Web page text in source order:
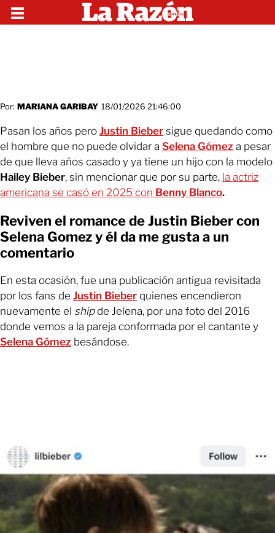
Por: MARIANA GARIBAY 18/01/2026 21:46:00
Pasan los años pero Justin Bieber sigue quedando como
el hombre que no puede olvidar a Selena Gómez a pesar
de que lleva años casado y ya tiene un hijo con la modelo
Hailey Bieber, sin mencionar que por su parte, la actriz
americana se casó en 2025 con Benny Blanco.
Reviven el romance de Justin Bieber con
Selena Gomez y él da me gusta a un
comentario
En esta ocasión, fue una publicación antigua revisitada
por los fans de Justin Bieber quienes encendieron
nuevamente el shipde Jelena, por una foto del 2016
donde vemos a la pareja conformada por el cantante y
Selena Gómez besándose.